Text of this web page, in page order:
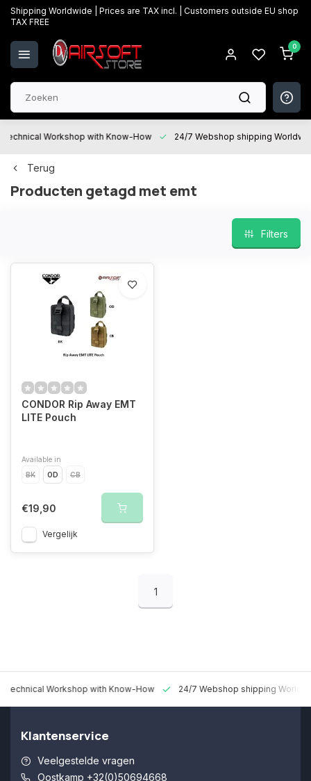
Shipping Worldwide | Prices are TAX incl. | Customers outside EU shop
TAX FREE
0
Technical Workshop with Know-How 24/7 Webshop shipping
Terug
Producten getagd met emt
Filters
CONDOR Rip Away EMT
LITE Pouch
Available in
BK
OD CB
€19,90
Vergelijk
1
Technical Workshop with Know-How 24/7 Webshop shipping
Klantenservice
Veelgestelde vragen
Oostkamp +32(0)50694668